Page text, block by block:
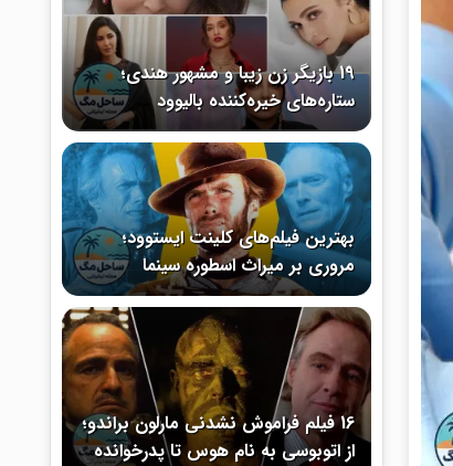
19 بازیگر زن زیبا و مشهور هندی؛
ستاره‌های خیره‌کننده بالیوود
بهترین فیلم‌های کلینت ایستوود؛
مروری بر میراث اسطوره سینما
16 فیلم فراموش نشدنی مارلون براندو؛
از اتوبوسی به نام هوس تا پدرخوانده